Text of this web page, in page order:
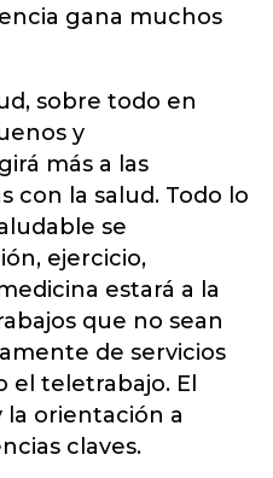
gana muchos
sobre todo en
y
más a las
con la salud. Todo lo
se
ejercicio,
estará a la
que no sean
de servicios
el teletrabajo. El
orientación a
claves.